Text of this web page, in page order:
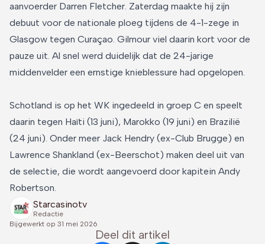
aanvoerder Darren Fletcher. Zaterdag maakte hij zijn
debuut voor de nationale ploeg tijdens de 4-1-zege in
Glasgow tegen Curaçao. Gilmour viel daarin kort voor de
pauze uit. Al snel werd duidelijk dat de 24-jarige
middenvelder een ernstige knieblessure had opgelopen.
Schotland is op het WK ingedeeld in groep C en speelt
daarin tegen Haïti (13 juni), Marokko (19 juni) en Brazilië
(24 juni). Onder meer Jack Hendry (ex-Club Brugge) en
Lawrence Shankland (ex-Beerschot) maken deel uit van
de selectie, die wordt aangevoerd door kapitein Andy
Robertson.
Starcasinotv
Redactie
Bijgewerkt op 31 mei 2026
Deel dit artikel